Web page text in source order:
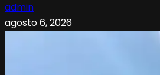
admin
agosto 6, 2026